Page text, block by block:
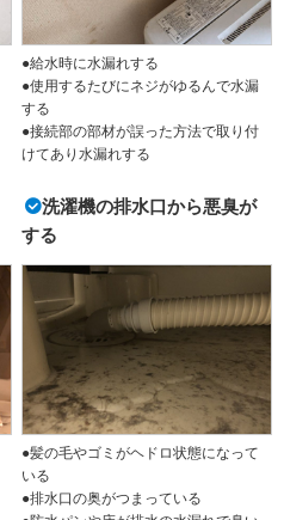
●給水時に水漏れする
●使用するたびにネジがゆるんで水漏
する
●接続部の部材が誤った方法で取り付
けてあり水漏れする
洗濯機の排水口から悪臭が
する
●髪の毛やゴミがヘドロ状態になって
いる
●排水口の奥がつまっている